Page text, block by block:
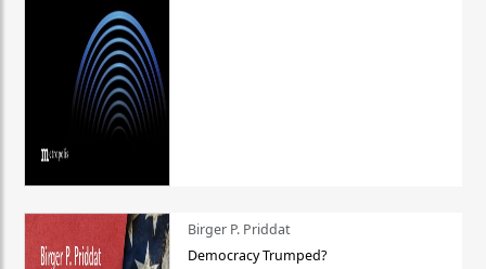
Birger P. Priddat
Democracy Trumped?